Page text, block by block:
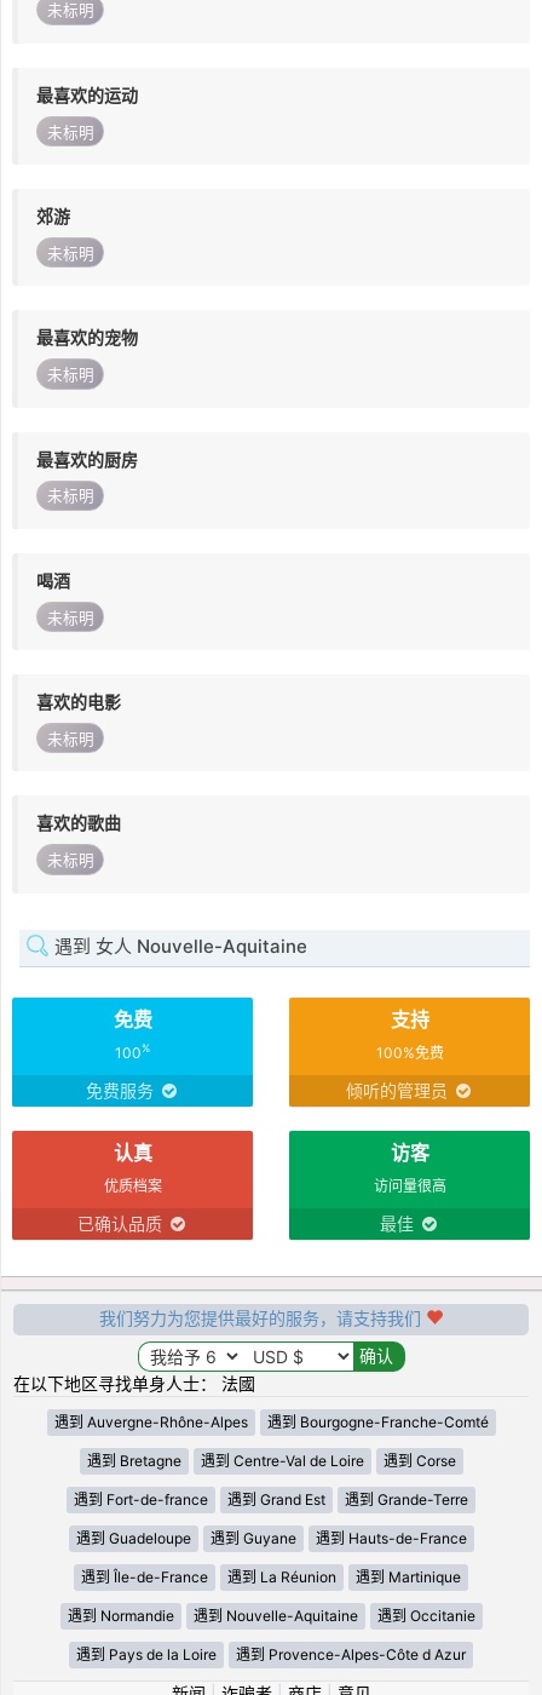
未标明
最喜欢的运动
未标明
郊游
未标明
最喜欢的宠物
未标明
最喜欢的厨房
未标明
喝酒
未标明
喜欢的电影
未标明
喜欢的歌曲
未标明
遇到 女人 Nouvelle-Aquitaine
免费
100%
免费服务
支持
100%免费
倾听的管理员
认真
优质档案
已确认品质
访客
访问量很高
最佳
我们努力为您提供最好的服务，请支持我们
在以下地区寻找单身人士： 法國
遇到 Auvergne-Rhône-Alpes 遇到 Bourgogne-Franche-Comté
遇到 Bretagne 遇到 Centre-Val de Loire 遇到 Corse
遇到 Fort-de-france 遇到 Grand Est 遇到 Grande-Terre
遇到 Guadeloupe 遇到 Guyane 遇到 Hauts-de-France
遇到 Île-de-France 遇到 La Réunion 遇到 Martinique
遇到 Normandie 遇到 Nouvelle-Aquitaine 遇到 Occitanie
遇到 Pays de la Loire 遇到 Provence-Alpes-Côte d Azur